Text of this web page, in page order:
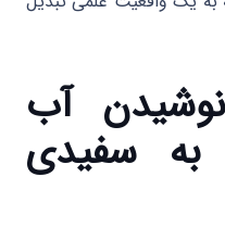
آب
به سفیدی